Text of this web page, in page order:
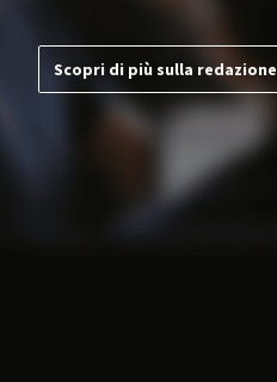
Scopri di più sulla redazione